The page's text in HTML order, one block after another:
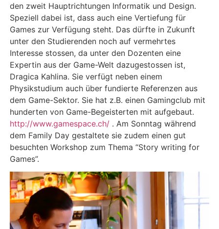
den zweit Hauptrichtungen Informatik und Design.
Speziell dabei ist, dass auch eine Vertiefung für
Games zur Verfügung steht. Das dürfte in Zukunft
unter den Studierenden noch auf vermehrtes
Interesse stossen, da unter den Dozenten eine
Expertin aus der Game-Welt dazugestossen ist,
Dragica Kahlina. Sie verfügt neben einem
Physikstudium auch über fundierte Referenzen aus
dem Game-Sektor. Sie hat z.B. einen Gamingclub mit
hunderten von Game-Begeisterten mit aufgebaut.
http://www.gamespace.ch/ . Am Sonntag während
dem Family Day gestaltete sie zudem einen gut
besuchten Workshop zum Thema “Story writing for
Games”.